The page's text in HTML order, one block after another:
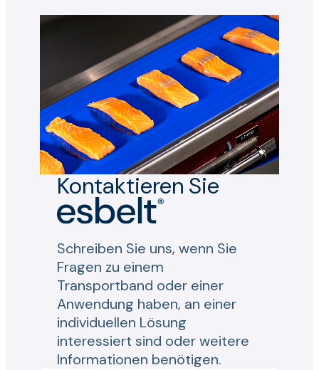
Kontaktieren Sie
Schreiben Sie uns, wenn Sie
Fragen zu einem
Transportband oder einer
Anwendung haben, an einer
individuellen Lösung
interessiert sind oder weitere
Informationen benötigen.